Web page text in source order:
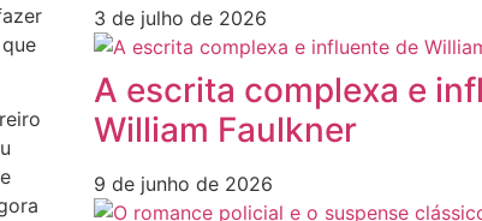
3 de julho de 2026
A escrita complexa e
William Faulkner
9 de junho de 2026